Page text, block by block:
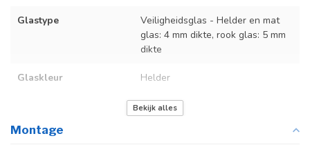
Glastype
Veiligheidsglas - Helder en mat
glas: 4 mm dikte, rook glas: 5 mm
dikte
Glaskleur Helder
U kunt een tabel vinden met de
Bekijk alles
Montage